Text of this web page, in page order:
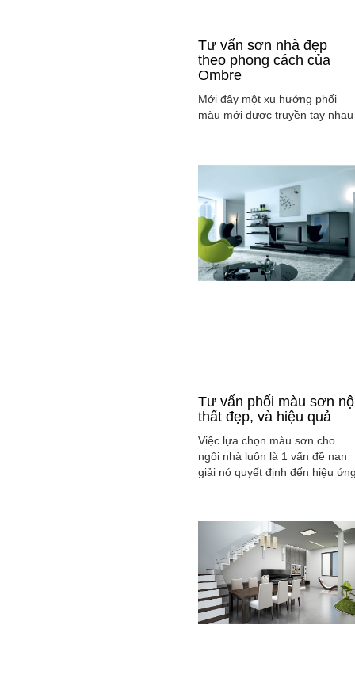
Tư vấn sơn nhà đẹp
theo phong cách của
Ombre
Mới đây một xu hướng phối
màu mới được truyền tay nhau
Ombre, cách phối màu sắc tinh
tế sao cho màu sắc chuyển
từ tông nhạt sang đậm, từ
sang tối hay ngược lại. Cùng
tìm hiểu phong các này qua
việc ...
Tư vấn phối màu sơn
thất đẹp, và hiệu quả
Việc lựa chọn màu sơn cho
ngôi nhà luôn là 1 vấn đề nan
giải nó quyết định đến hiệu
của gia đình bạn.